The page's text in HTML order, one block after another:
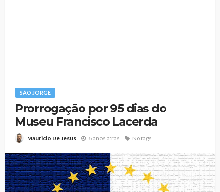
SÃO JORGE
Prorrogação por 95 dias do
Museu Francisco Lacerda
Mauricio De Jesus 6 anos atrás No tags